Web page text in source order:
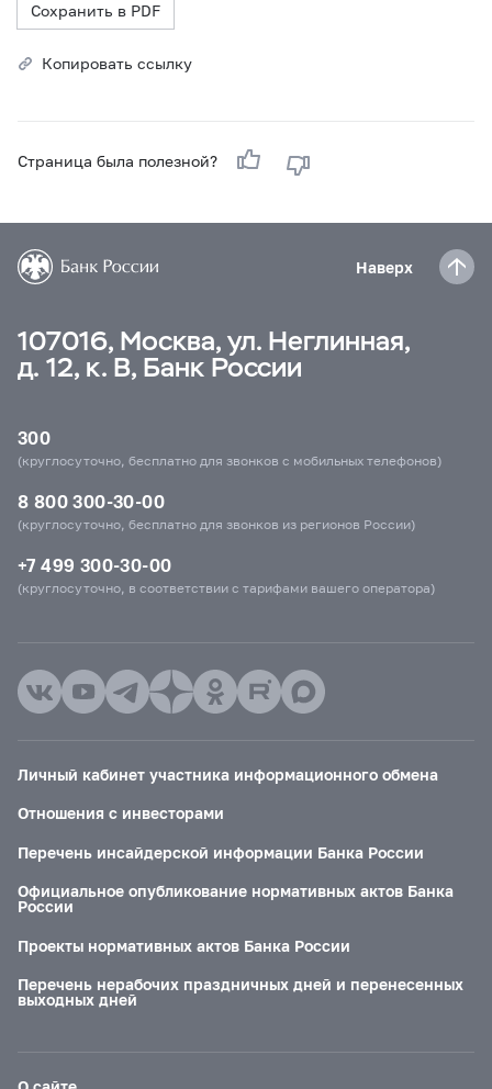
Сохранить в PDF
Копировать ссылку
Страница была полезной?
Наверх
107016, Москва, ул. Неглинная,
д. 12, к. В, Банк России
300
(круглосуточно, бесплатно для звонков с мобильных телефонов)
8 800 300-30-00
(круглосуточно, бесплатно для звонков из регионов России)
+7 499 300-30-00
(круглосуточно, в соответствии с тарифами вашего оператора)
Личный кабинет участника информационного обмена
Отношения с инвесторами
Перечень инсайдерской информации Банка России
Официальное опубликование нормативных актов Банка
России
Проекты нормативных актов Банка России
Перечень нерабочих праздничных дней и перенесенных
выходных дней